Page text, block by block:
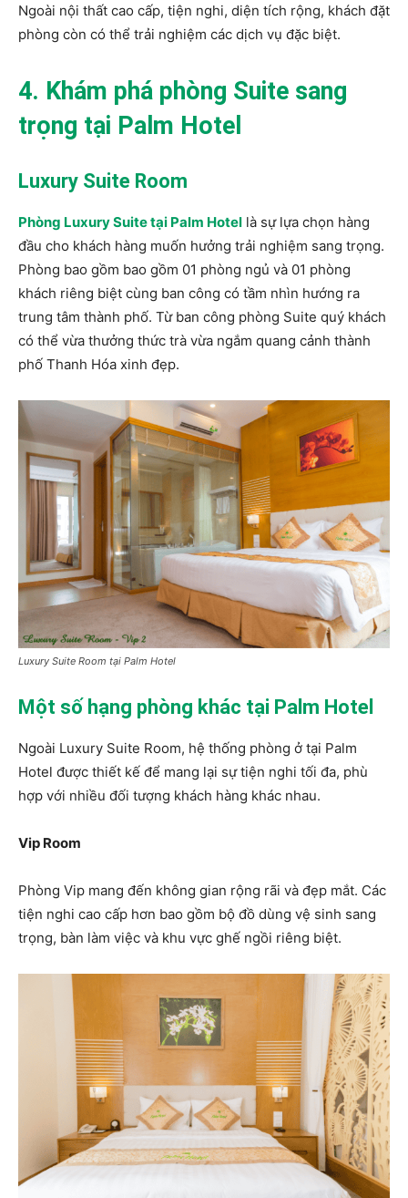
Ngoài nội thất cao cấp, tiện nghi, diện tích rộng, khách đặt
phòng còn có thể trải nghiệm các dịch vụ đặc biệt.
4. Khám phá phòng Suite sang
trọng tại Palm Hotel
Luxury Suite Room
Phòng Luxury Suite tại Palm Hotel là sự lựa chọn hàng
đầu cho khách hàng muốn hưởng trải nghiệm sang trọng.
Phòng bao gồm bao gồm 01 phòng ngủ và 01 phòng
khách riêng biệt cùng ban công có tầm nhìn hướng ra
trung tâm thành phố. Từ ban công phòng Suite quý khách
có thể vừa thưởng thức trà vừa ngắm quang cảnh thành
phố Thanh Hóa xinh đẹp.
Luxury Suite Room tại Palm Hotel
Một số hạng phòng khác tại Palm Hotel
Ngoài Luxury Suite Room, hệ thống phòng ở tại Palm
Hotel được thiết kế để mang lại sự tiện nghi tối đa, phù
hợp với nhiều đối tượng khách hàng khác nhau.
Vip Room
Phòng Vip mang đến không gian rộng rãi và đẹp mắt. Các
tiện nghi cao cấp hơn bao gồm bộ đồ dùng vệ sinh sang
trọng, bàn làm việc và khu vực ghế ngồi riêng biệt.